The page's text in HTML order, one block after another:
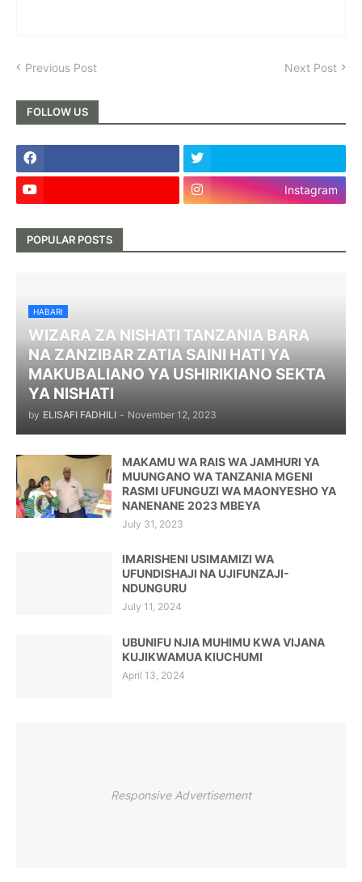
Previous Post Next Post
FOLLOW US
Instagram
POPULAR POSTS
HABARI
WIZARA ZA NISHATI TANZANIA BARA
NA ZANZIBAR ZATIA SAINI HATI YA
MAKUBALIANO YA USHIRIKIANO SEKTA
YA NISHATI
by ELISAFI FADHILI - November 12, 2023
MAKAMU WA RAIS WA JAMHURI YA
MUUNGANO WA TANZANIA MGENI
RASMI UFUNGUZI WA MAONYESHO YA
NANENANE 2023 MBEYA
July 31, 2023
IMARISHENI USIMAMIZI WA
UFUNDISHAJI NA UJIFUNZAJI-
NDUNGURU
July 11, 2024
UBUNIFU NJIA MUHIMU KWA VIJANA
KUJIKWAMUA KIUCHUMI
April 13, 2024
Responsive Advertisement